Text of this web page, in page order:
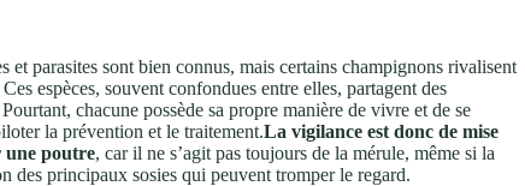
et parasites sont bien connus, mais certains champignons rivalisent
espèces, souvent confondues entre elles, partagent des
chacune possède sa propre manière de vivre et de se
la prévention et le traitement.La vigilance est donc de mise
une poutre, car il ne s’agit pas toujours de la mérule, même si la
des principaux sosies qui peuvent tromper le regard.